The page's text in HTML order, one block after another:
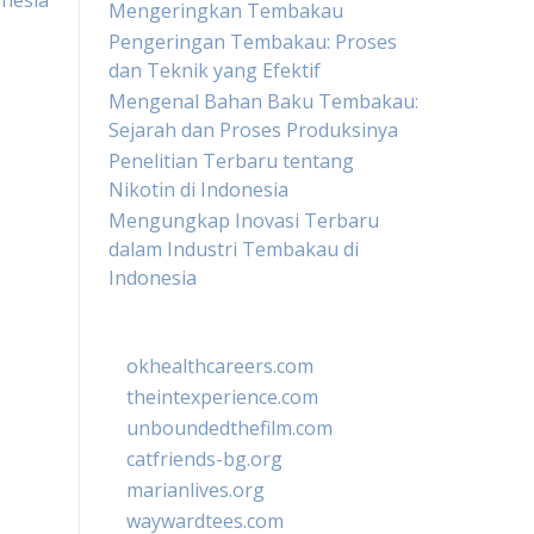
Mengeringkan Tembakau
Pengeringan Tembakau: Proses
dan Teknik yang Efektif
Mengenal Bahan Baku Tembakau:
Sejarah dan Proses Produksinya
Penelitian Terbaru tentang
Nikotin di Indonesia
Mengungkap Inovasi Terbaru
dalam Industri Tembakau di
Indonesia
okhealthcareers.com
theintexperience.com
unboundedthefilm.com
catfriends-bg.org
marianlives.org
waywardtees.com